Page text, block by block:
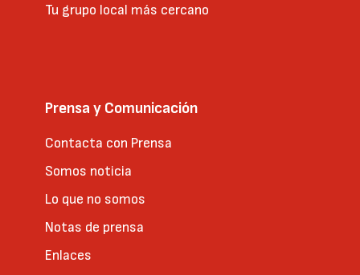
Tu grupo local más cercano
Prensa y Comunicación
Contacta con Prensa
Somos noticia
Lo que no somos
Notas de prensa
Enlaces